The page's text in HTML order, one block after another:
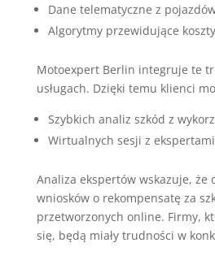
Dane telematyczne z
Algorytmy przewidujące
Motoexpert Berlin integruje te
usługach. Dzięki temu klienci
Szybkich analiz szkód z
Wirtualnych sesji z ekspertami
Analiza ekspertów wskazuje, że
wniosków o rekompensatę za
przetworzonych online. Firmy,
się, będą miały trudności w